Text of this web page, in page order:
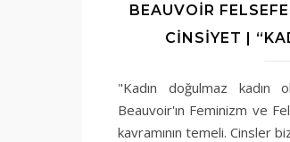
BEAUVOIR
CINSIYET |
"Kadın doğulmaz kadın
Beauvoir'ın Feminizm ve
kavramının temeli. Cinsler